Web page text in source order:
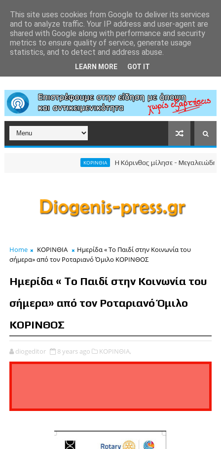
ΚΟΡΙΝΘΙΑ Η Κόρινθος μίλησε - Μεγαλειώδης
Home ΚΟΡΙΝΘΙΑ
Ημερίδα « To Παιδί στην Κοινωνία του
σήμερα» από τον Ροταριανό Όμιλο ΚΟΡΙΝΘΟΣ
Ημερίδα « To Παιδί στην Κοινωνία του
σήμερα» από τον Ροταριανό Όμιλο
ΚΟΡΙΝΘΟΣ
diogeditor 8 years ago ΚΟΡΙΝΘΙΑ,
This site uses cookies from Google to deliver its services
and to analyze traffic. Your IP address and user-agent are
shared with Google along with performance and security
metrics to ensure quality of service, generate usage
statistics, and to detect and address abuse.
LEARN MORE GOT IT